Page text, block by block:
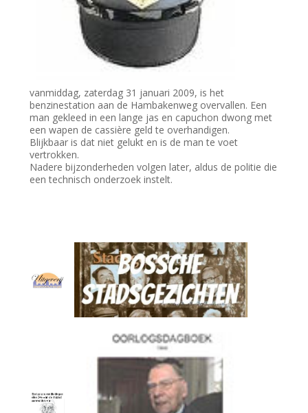
vanmiddag, zaterdag 31 januari 2009, is het
benzinestation aan de Hambakenweg overvallen. Een
man gekleed in een lange jas en capuchon dwong met
een wapen de cassière geld te overhandigen.
Blijkbaar is dat niet gelukt en is de man te voet
vertrokken.
Nadere bijzonderheden volgen later, aldus de politie die
een technisch onderzoek instelt.